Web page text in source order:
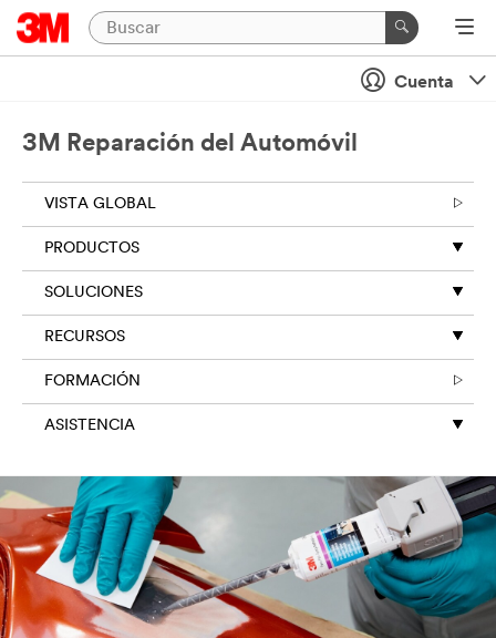
Cuenta
3M Reparación del Automóvil
VISTA GLOBAL
PRODUCTOS
SOLUCIONES
RECURSOS
FORMACIÓN
ASISTENCIA